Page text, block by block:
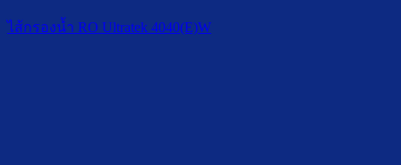
ไส้กรองน้ำ RO Ultratek 4040(E)W